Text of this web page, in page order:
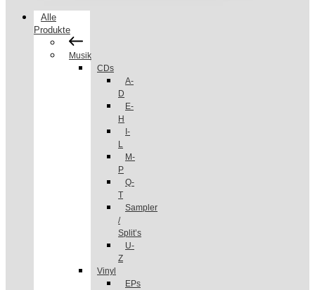
Alle
Produkte
Musik
CDs
A-
D
E-
H
I-
L
M-
P
Q-
T
Sampler
/
Split’s
U-
Z
Vinyl
EPs